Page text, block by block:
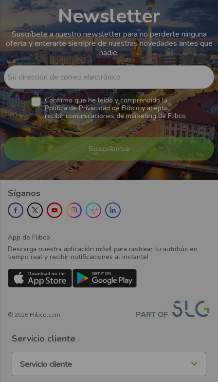
Newsletter
Suscríbete a nuestro newsletter para no perderte ninguna
oferta y enterarte siempre de nuestras novedades antes que
nadie.
Su dirección de correo electrónico
Confirmo que he leído y comprendido la
Política de Privacidadde Flibco y acepto
recibir comunicaciones de marketing de Flibco
Síganos
App de Flibco
Descarga nuestra aplicación móvil para rastrear tu autobús en
tiempo real y recibir notificaciones al instante!
© 2026 Flibco.com
Servicio cliente
Servicio cliente